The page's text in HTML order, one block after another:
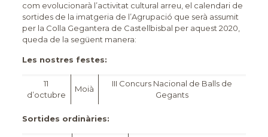
com evolucionarà l’activitat cultural arreu, el calendari de
sortides de la imatgeria de l’Agrupació que serà assumit
per la Colla Gegantera de Castellbisbal per aquest 2020,
queda de la següent manera:
Les nostres festes:
11
d’octubre
Moià
III Concurs Nacional de Balls de
Gegants
Sortides ordinàries: